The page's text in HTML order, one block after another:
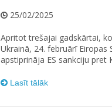
25/02/2025
Apritot trešajai gadskārtai,
Ukrainā, 24. februārī Eiropas
apstiprināja ES sankciju pret
Lasīt tālāk